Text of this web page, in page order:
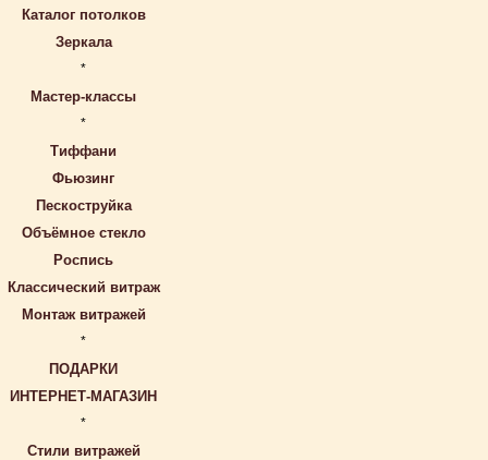
Каталог потолков
Зеркала
*
Мастер-классы
*
Тиффани
Фьюзинг
Пескоструйка
Объёмное стекло
Роспись
Классический витраж
Монтаж витражей
*
ПОДАРКИ
ИНТЕРНЕТ-МАГАЗИН
*
Стили витражей